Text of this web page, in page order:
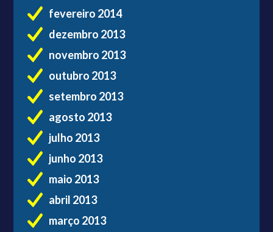
fevereiro 2014
dezembro 2013
novembro 2013
outubro 2013
setembro 2013
agosto 2013
julho 2013
junho 2013
maio 2013
abril 2013
março 2013